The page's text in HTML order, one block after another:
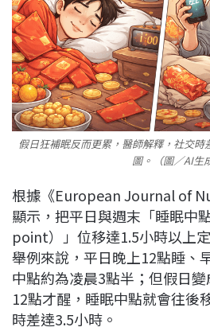
假日狂補眠反而更累，醫師解釋，社交
圖。（圖／AI生
根據《European Journal of
顯示，把平日與週末「睡眠中
point）」位移達1.5小時以上
舉例來說，平日晚上12點睡、
中點約為凌晨3點半；但假日
12點才醒，睡眠中點就會往後
時差達3.5小時。